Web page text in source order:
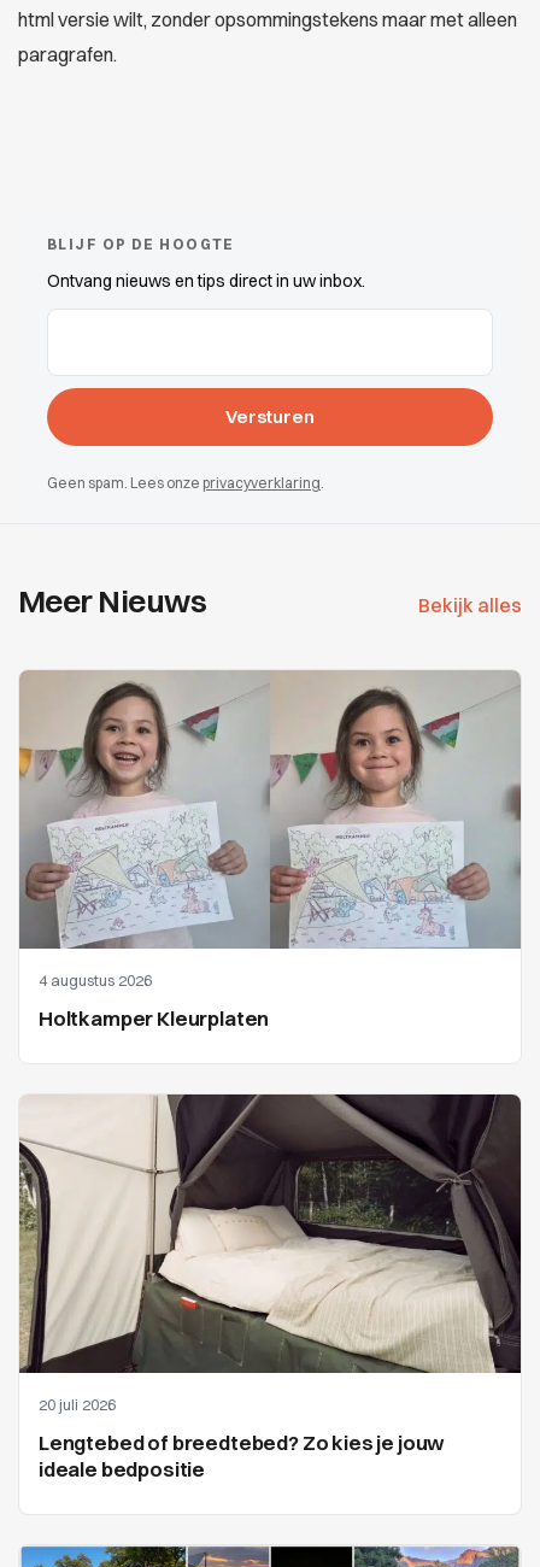
html versie wilt, zonder opsommingstekens maar met alleen
paragrafen.
BLIJF OP DE HOOGTE
Ontvang nieuws en tips direct in uw inbox.
E-mailadres
Geen spam. Lees onze privacyverklaring
Meer Nieuws Bekijk alles
4 augustus 2026
Holtkamper Kleurplaten
20 juli 2026
Lengtebed of breedtebed? Zo kies je jouw
ideale bedpositie